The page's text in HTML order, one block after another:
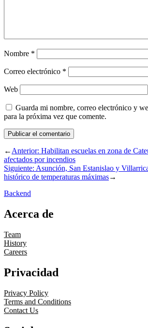
Nombre *
Correo electrónico *
Web
Guarda mi nombre, correo electrónico y
para la próxima vez que comente.
←Anterior: Habilitan escuelas en zona de
afectados por incendios
Siguiente: Asunción, San Estanislao y
histórico de temperaturas máximas→
Backend
Acerca de
Team
History
Careers
Privacidad
Privacy Policy
Terms and Conditions
Contact Us